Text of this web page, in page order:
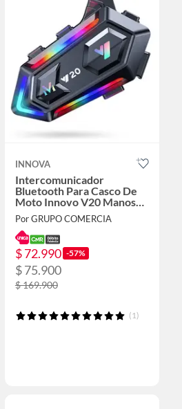
INNOVA
Intercomunicador
Bluetooth Para Casco De
Moto Innovo V20 Manos
Libres Ipx6 Universal
Por GRUPO COMERCIA
$ 72.990 -57%
$ 75.900
$ 169.900
(1)